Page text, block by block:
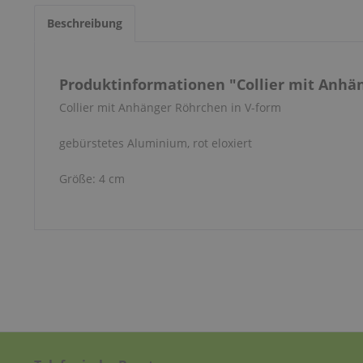
Beschreibung
Produktinformationen "Collier mit
Collier mit Anhänger Röhrchen in V-form
gebürstetes Aluminium, rot eloxiert
Größe: 4 cm